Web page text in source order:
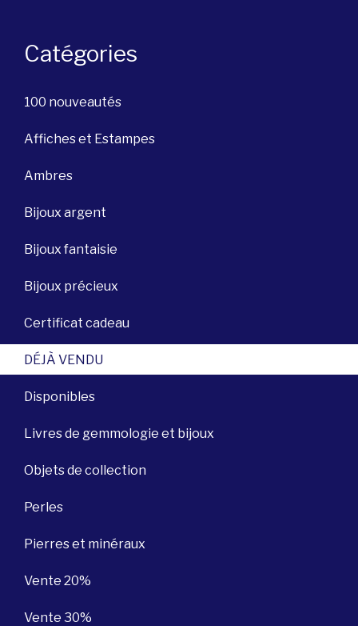
Catégories
100 nouveautés
Affiches et Estampes
Ambres
Bijoux argent
Bijoux fantaisie
Bijoux précieux
Certificat cadeau
DÉJÀ VENDU
Disponibles
Livres de gemmologie et bijoux
Objets de collection
Perles
Pierres et minéraux
Vente 20%
Vente 30%